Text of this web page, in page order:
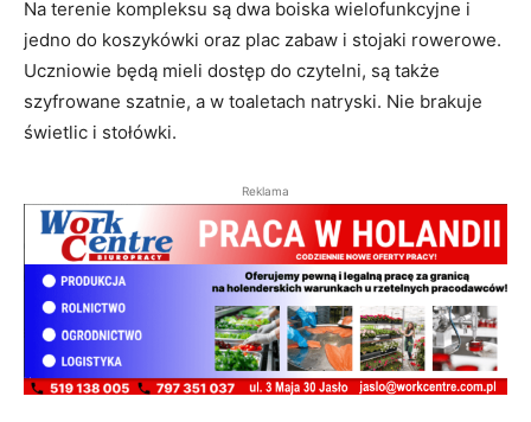
Na terenie kompleksu są dwa boiska wielofunkcyjne i
jedno do koszykówki oraz plac zabaw i stojaki rowerowe.
Uczniowie będą mieli dostęp do czytelni, są także
szyfrowane szatnie, a w toaletach natryski. Nie brakuje
świetlic i stołówki.
Reklama